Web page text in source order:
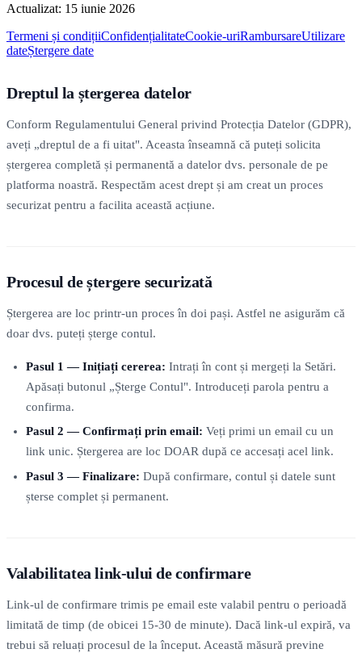
Actualizat: 15 iunie 2026
Termeni și condițiiConfidențialitateCookie-uriRambursareUtilizare
dateȘtergere date
Dreptul la ștergerea datelor
Conform Regulamentului General privind Protecția Datelor (GDPR),
aveți „dreptul de a fi uitat". Aceasta înseamnă că puteți solicita
ștergerea completă și permanentă a datelor dvs. personale de pe
platforma noastră. Respectăm acest drept și am creat un proces
securizat pentru a facilita această acțiune.
Procesul de ștergere securizată
Ștergerea are loc printr-un proces în doi pași. Astfel ne asigurăm că
doar dvs. puteți șterge contul.
Pasul 1 — Inițiați cererea: Intrați în cont și mergeți la Setări.
Apăsați butonul „Șterge Contul". Introduceți parola pentru a
confirma.
Pasul 2 — Confirmați prin email: Veți primi un email cu un
link unic. Ștergerea are loc DOAR după ce accesați acel link.
Pasul 3 — Finalizare: După confirmare, contul și datele sunt
șterse complet și permanent.
Valabilitatea link-ului de confirmare
Link-ul de confirmare trimis pe email este valabil pentru o perioadă
limitată de timp (de obicei 15-30 de minute). Dacă link-ul expiră, va
trebui să reluați procesul de la început. Această măsură previne